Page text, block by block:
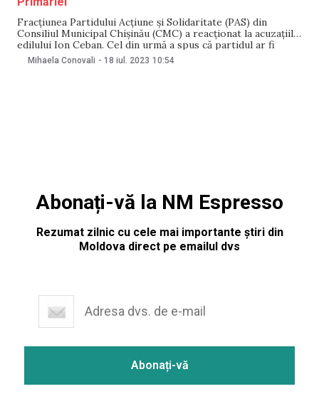
Fracțiunea Partidului Acțiune și Solidaritate (PAS) din
Consiliul Municipal Chișinău (CMC) a reacționat la acuzațiile
edilului Ion Ceban. Cel din urmă a spus că partidul ar fi
„regizat” cazul, înregistrat în dimineața zilei de 18 iulie – la
Primăria Chișinău, unde un activist și-a parcat mașina în fața
Mihaela Conovali - 18 iul. 2023 10:54
Abonați-vă la NM Espresso
Rezumat zilnic cu cele mai importante știri din
Moldova direct pe emailul dvs